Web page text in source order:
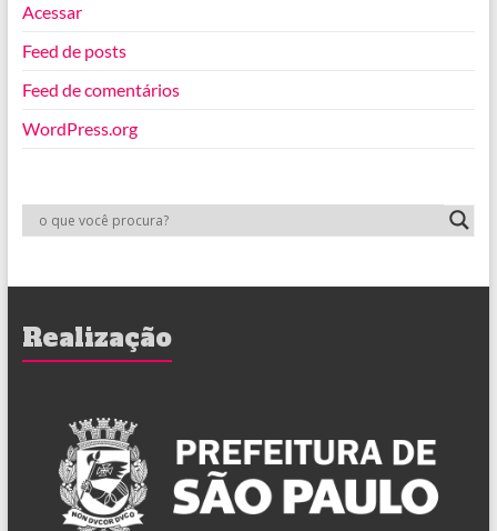
Acessar
Feed de posts
Feed de comentários
WordPress.org
Realização